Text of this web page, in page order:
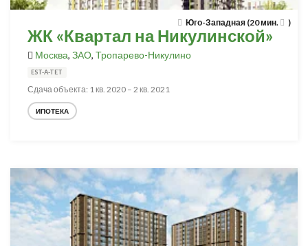
Юго-Западная (20 мин. )
ЖК «Квартал на Никулинской»
Москва, ЗАО, Тропарево-Никулино
EST-A-TET
Сдача объекта: 1 кв. 2020 – 2 кв. 2021
ИПОТЕКА